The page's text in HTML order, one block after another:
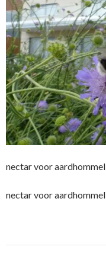
nectar voor aardhommel
nectar voor aardhommel